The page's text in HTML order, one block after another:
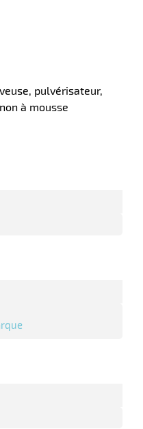
pulvérisateur,
à mousse